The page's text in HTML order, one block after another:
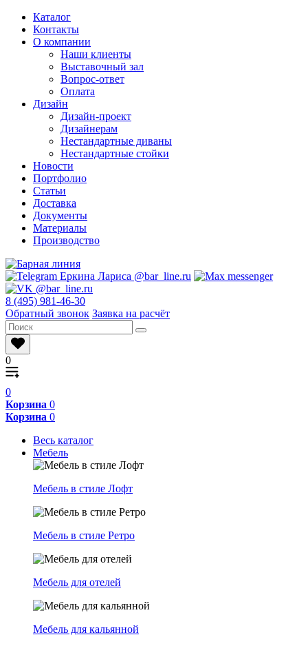
Каталог
Контакты
О компании
Наши клиенты
Выставочный зал
Вопрос-ответ
Оплата
Дизайн
Дизайн-проект
Дизайнерам
Нестандартные диваны
Нестандартные стойки
Новости
Портфолио
Статьи
Доставка
Документы
Материалы
Производство
8 (495) 981-46-30
Обратный звонок Заявка на расчёт
0
0
Корзина 0
Корзина 0
Весь каталог
Мебель
Мебель в стиле Лофт
Мебель в стиле Ретро
Мебель для отелей
Мебель для кальянной